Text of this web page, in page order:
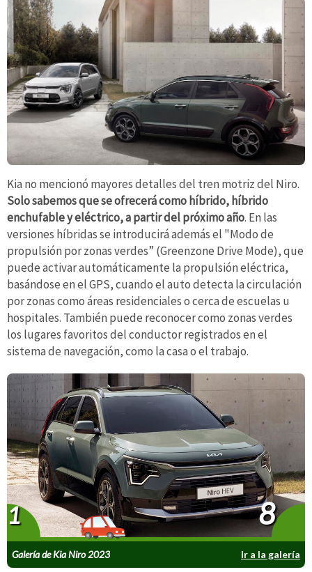
Kia no mencionó mayores detalles del tren motriz del Niro.
Solo sabemos que se ofrecerá como híbrido, híbrido
enchufable y eléctrico, a partir del próximo año. En las
versiones híbridas se introducirá además el "Modo de
propulsión por zonas verdes” (Greenzone Drive Mode), que
puede activar automáticamente la propulsión eléctrica,
basándose en el GPS, cuando el auto detecta la circulación
por zonas como áreas residenciales o cerca de escuelas u
hospitales. También puede reconocer como zonas verdes
los lugares favoritos del conductor registrados en el
sistema de navegación, como la casa o el trabajo.
Galería de Kia Niro 2023 Ir a la galería
1 8